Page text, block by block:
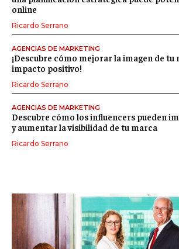
online
Ricardo Serrano
AGENCIAS DE MARKETING
¡Descubre cómo mejorar la imagen de tu
impacto positivo!
Ricardo Serrano
AGENCIAS DE MARKETING
Descubre cómo los influencers pueden
y aumentar la visibilidad de tu marca
Ricardo Serrano